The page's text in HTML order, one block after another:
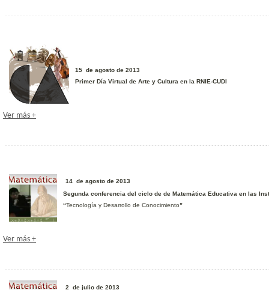
15 de agosto de 2013
Primer Día Virtual de Arte y Cultura en la RNIE-CUDI
Ver más +
14 de agosto de 2013
Segunda conferencia del ciclo de de Matemática Educativa en las
“Tecnología y Desarrollo de Conocimiento”
Ver más +
2 de julio de 2013